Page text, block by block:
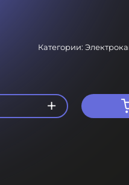
Категории:
+